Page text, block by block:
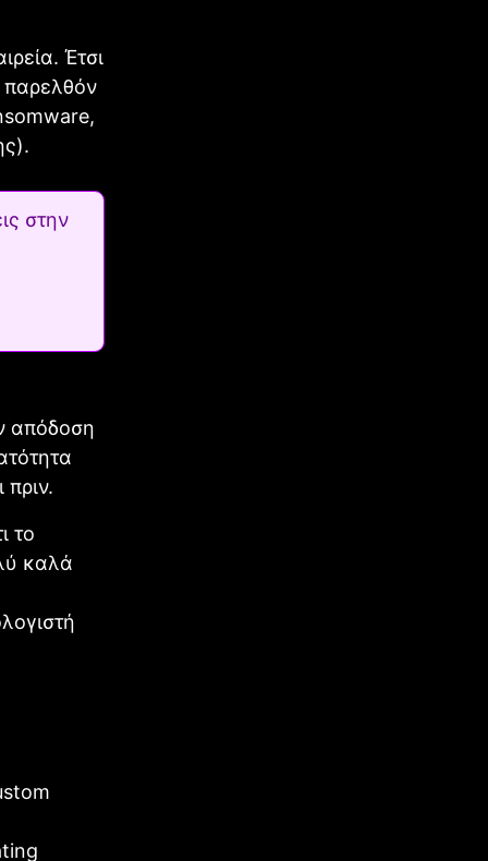
Έτσι
παρελθόν
στην
απόδοση
το
καλά